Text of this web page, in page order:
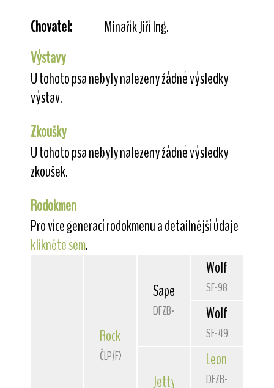
Chovatel:
Minařík Jiří Ing.
Výstavy
U tohoto psa nebyly nalezeny žádné výsledky
výstav.
Zkoušky
U tohoto psa nebyly nalezeny žádné výsledky
zkoušek.
Rodokmen
Pro více generací rodokmenu a detailnější údaje
klikněte sem.
Rocky von der Bismarckquelle
ČLP/FXH/24363
Sapelars Mischief Maker
DFZB-83 3301
Jetty von der
Wolfheart
SF-9837S/80
Wolfheart
SF-4908D/77
Leon
DFZB-81 3251